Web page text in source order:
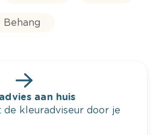
Behang
aan huis
de kleuradviseur door je